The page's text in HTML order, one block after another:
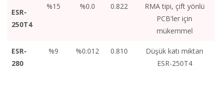
ESR-
250T4
%15 %0.0 0.822
RMA tipi, çift yönlü
PCB'ler için
mükemmel
ESR-
280
%9 %0.012 0.810
Düşük katı miktarı
ESR-250T4